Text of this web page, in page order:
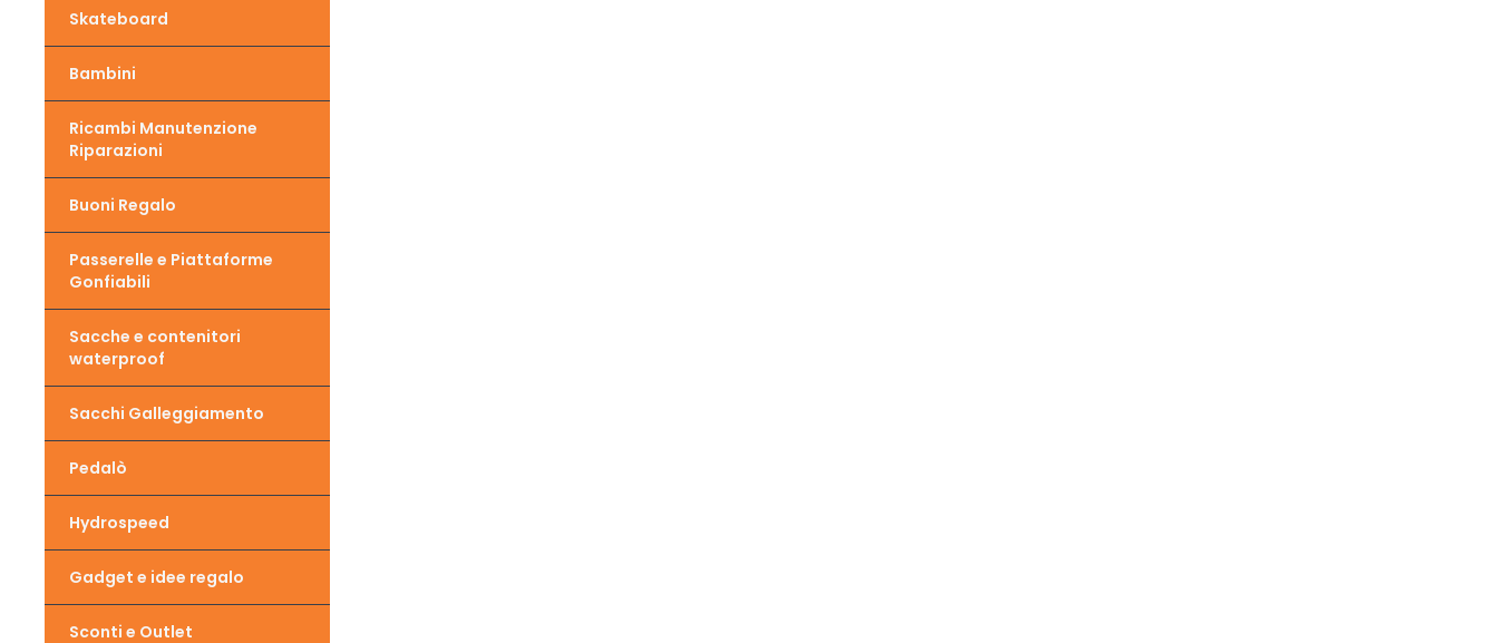
Skateboard
Bambini
Ricambi Manutenzione
Riparazioni
Buoni Regalo
Passerelle e Piattaforme
Gonfiabili
Sacche e contenitori
waterproof
Sacchi Galleggiamento
Pedalò
Hydrospeed
Gadget e idee regalo
Sconti e Outlet